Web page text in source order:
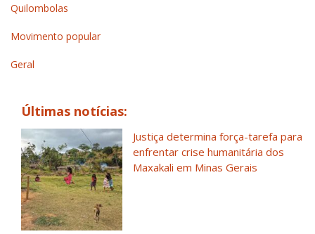
Quilombolas
Movimento popular
Geral
Últimas notícias:
Justiça determina força-tarefa para
enfrentar crise humanitária dos
Maxakali em Minas Gerais